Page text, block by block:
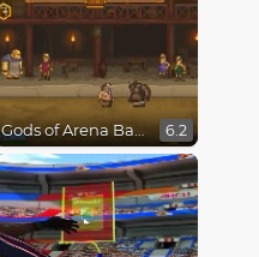
Gods of Arena Battles 6.2